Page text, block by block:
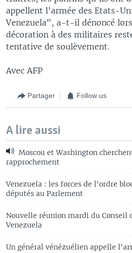
appellent l'armée des Etats-
Venezuela", a-t-il dénoncé
décoration à des militaires
tentative de soulèvement.
Avec AFP
Partager Follow us
A lire aussi
Moscou et Washington
rapprochement
Venezuela : les forces de l'ordre
députés au Parlement
Nouvelle réunion mardi du Conseil
Venezuela
Un général vénézuélien appelle